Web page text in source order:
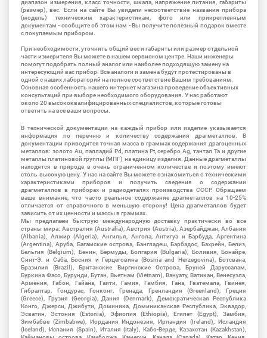
диапазон измерения, класс точности, шкала, напряжение питания, габариты
(размер), вес. Если на сайте Вы увидели несоответствие названия прибора
(модель) техническим характеристикам, фото или прикрепленным
документам - сообщите об этом нам - Вы получите полезный подарок вместе
с покупаемым прибором.
При необходимости, уточнить общий вес и габариты или размер отдельной
части измерителя Вы можете в нашем сервисном центре. Наши инженеры
помогут подобрать полный аналог или наиболее подходящую замену на
интересующий вас прибор. Все аналоги и замена будут протестированы в
одной с наших лабораторий на полное соответствие Вашим требованиям.
Основная особенность нашего интернет магазина проведение объективных
консультаций при выборе необходимого оборудования. У нас работают
около 20 высококвалифицированных специалистов, которые готовы
ответить на все ваши вопросы.
В технической документации на каждый прибор или изделие указывается
информация по перечню и количеству содержания драгметаллов. В
документации приводится точная масса в граммах содержания драгоценных
металлов: золото Au, палладий Pd, платина Pt, серебро Ag, тантал Ta и другие
металлы платиновой группы (МПГ) на единицу изделия. Данные драгметаллы
находятся в природе в очень ограниченном количестве и поэтому имеют
столь высокую цену. У нас на сайте Вы можете ознакомиться с техническими
характеристиками приборов и получить сведения о содержании
драгметаллов в приборах и радиодеталях производства СССР. Обращаем
ваше внимание, что часто реальное содержание драгметаллов на 10-25%
отличается от справочного в меньшую сторону! Цена драгметаллов будет
зависить от их ценности и массы в граммах.
Мы предлагаем быструю международную доставку практически во все
страны мира: Австралия (Australia), Австрия (Austria), Азербайджан, Албания
(Albania), Алжир (Algeria), Ангилья, Ангола, Антигуа и Барбуда, Аргентина
(Argentina), Аруба, Багамские острова, Бангладеш, Барбадос, Бахрейн, Белиз,
Бельгия (Belgium), Бенин, Бермуды, Болгария (Bulgaria), Боливия, Бонайре,
Синт-Э. и Саба, Босния и Герцеговина (Bosnia and Herzegovina), Ботсвана,
Бразилия (Brazil), Британские Виргинские Острова, Бруней Даруссалам,
Буркина Фасо, Бурунди, Бутан, Вьетнам (Vietnam), Вануату, Ватикан, Венесуэла,
Армения, Габон, Гайана, Гаити, Гамия, Гамбия, Гана, Гватемала, Гвинея,
Гибралтар, Гондурас, Гонконг, Гренада, Гренландия (Greenland), Греция
(Greece), Грузия (Georgia), Дания (Denmark), Демократическая Республика
Конго, Джерси, Джибути, Доминика, Доминиканская Республика, Эквадор,
Эсватин, Эстония (Estonia), Эфиопия (Ethiopia), Египет (Egypt), Замбия,
Зимбабве (Zimbabwe), Иордания Индонезия, Ирландия (Ireland), Исландия
(Iceland), Испания (Spain), Италия (Italy), Кабо-Верде, Казахстан (Kazakhstan),